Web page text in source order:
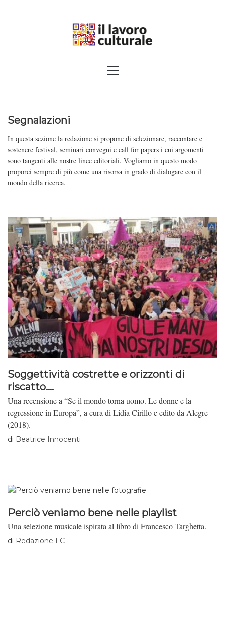
SAPERI, AFFACCIARSI SUL
Menu
Segnalazioni
In questa sezione la redazione si propone di selezionare, raccontare e
sostenere festival, seminari convegni e call for papers i cui argomenti
sono tangenti alle nostre linee editoriali. Vogliamo in questo modo
proporci sempre di più come una risorsa in grado di dialogare con il
mondo della ricerca.
Soggettività costrette e orizzonti di
riscatto....
Una recensione a “Se il mondo torna uomo. Le donne e la
regressione in Europa”, a cura di Lidia Cirillo e edito da Alegre
(2018).
di Beatrice Innocenti
Perciò veniamo bene nelle playlist
Una selezione musicale ispirata al libro di Francesco Targhetta.
di Redazione LC